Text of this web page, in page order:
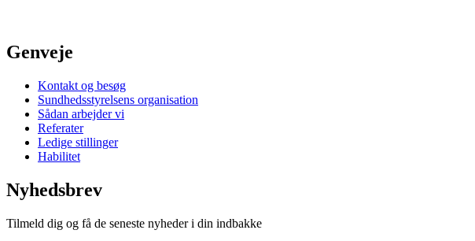
Genveje
Kontakt og besøg
Sundhedsstyrelsens organisation
Sådan arbejder vi
Referater
Ledige stillinger
Habilitet
Nyhedsbrev
Tilmeld dig og få de seneste nyheder i din indbakke